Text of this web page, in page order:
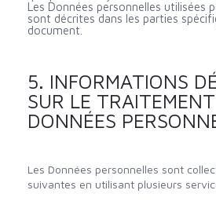
Les Données personnelles utilisées
sont décrites dans les parties
document.
5. INFORMATIONS
SUR LE
DONNÉES
Les Données personnelles sont
suivantes en utilisant plusieurs